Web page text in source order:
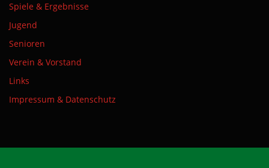
Spiele & Ergebnisse
Jugend
Senioren
Verein & Vorstand
Links
Impressum & Datenschutz